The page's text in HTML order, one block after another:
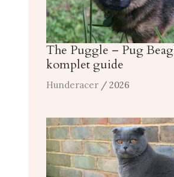
The Puggle – Pug
komplet guide
Hunderacer / 2026